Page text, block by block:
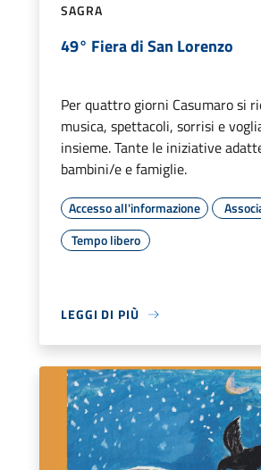
SAGRA
49° Fiera di San Lorenzo
Per quattro giorni Casumaro si
musica, spettacoli, sorrisi e
insieme. Tante le iniziative
bambini/e e famiglie.
Accesso all'informazione
Tempo libero
LEGGI DI PIÙ